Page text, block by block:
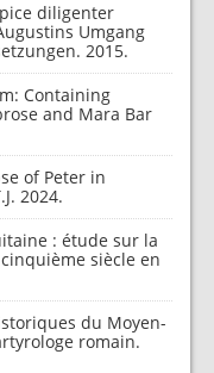
diligenter
Umgang
2015.
Containing
and Mara Bar
of Peter in
2024.
: étude sur la
siècle en
du Moyen-
romain.